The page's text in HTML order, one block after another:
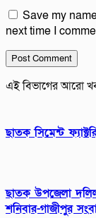
Save my
next time I
এই বিভাগের আরো
ছাতক সিমেন্ট
ছাতক উপজেলা দলিল
শনিবার-গাজীপুর